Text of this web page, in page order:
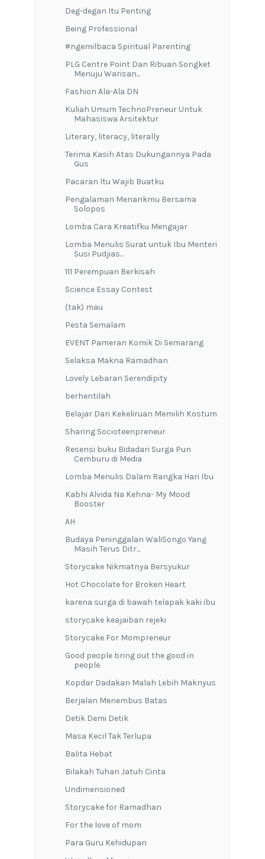
Deg-degan Itu Penting
Being Professional
#ngemilbaca Spiritual Parenting
PLG Centre Point Dan Ribuan Songket
Menuju Warisan...
Fashion Ala-Ala DN
Kuliah Umum TechnoPreneur Untuk
Mahasiswa Arsitektur
Literary, literacy, literally
Terima Kasih Atas Dukungannya Pada
Gus
Pacaran Itu Wajib Buatku
Pengalaman Menarikmu Bersama
Solopos
Lomba Cara Kreatifku Mengajar
Lomba Menulis Surat untuk Ibu Menteri
Susi Pudjias...
111 Perempuan Berkisah
Science Essay Contest
(tak) mau
Pesta Semalam
EVENT Pameran Komik Di Semarang
Selaksa Makna Ramadhan
Lovely Lebaran Serendipity
berhentilah
Belajar Dari Kekeliruan Memilih Kostum
Sharing Socioteenpreneur
Resensi buku Bidadari Surga Pun
Cemburu di Media
Lomba Menulis Dalam Rangka Hari Ibu
Kabhi Alvida Na Kehna- My Mood
Booster
AH
Budaya Peninggalan WaliSongo Yang
Masih Terus Ditr...
Storycake Nikmatnya Bersyukur
Hot Chocolate for Broken Heart
karena surga di bawah telapak kaki ibu
storycake keajaiban rejeki
Storycake For Mompreneur
Good people bring out the good in
people
Kopdar Dadakan Malah Lebih Maknyus
Berjalan Menembus Batas
Detik Demi Detik
Masa Kecil Tak Terlupa
Balita Hebat
Bilakah Tuhan Jatuh Cinta
Undimensioned
Storycake for Ramadhan
For the love of mom
Para Guru Kehidupan